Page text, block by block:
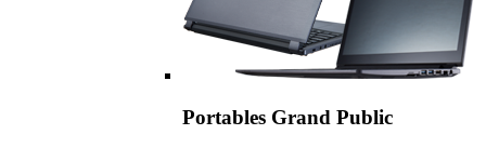
Portables Grand Public